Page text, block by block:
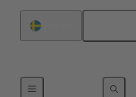
Förbindning